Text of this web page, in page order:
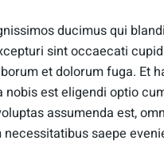
ducimus qui
sint occaecati
et dolorum fuga. Et
est eligendi optio
assumenda est,
saepe